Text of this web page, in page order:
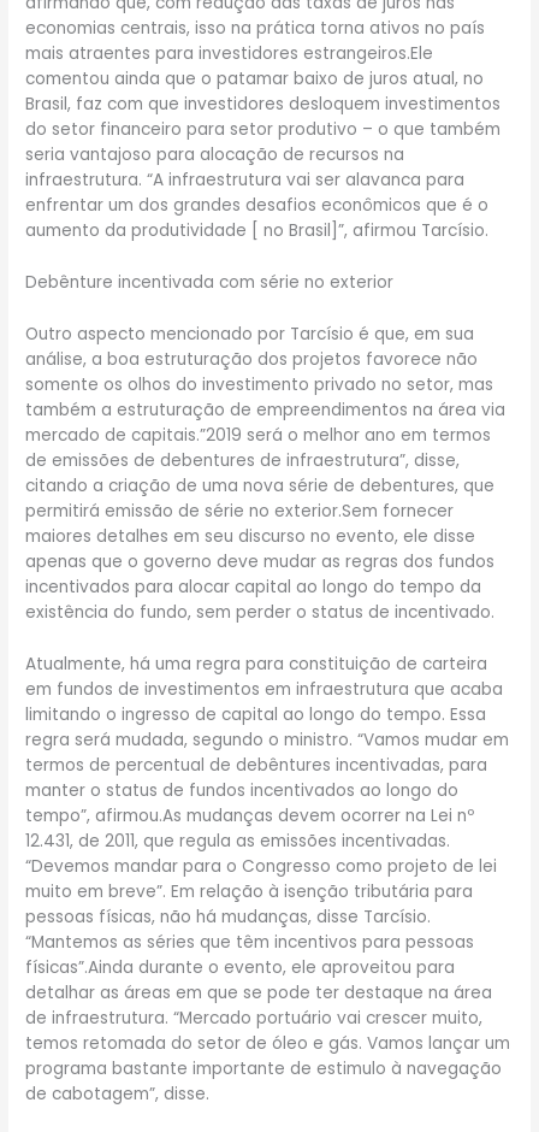
economias centrais, isso na prática torna ativos no país
mais atraentes para investidores estrangeiros.Ele
comentou ainda que o patamar baixo de juros atual, no
Brasil, faz com que investidores desloquem investimentos
do setor financeiro para setor produtivo – o que também
seria vantajoso para alocação de recursos na
infraestrutura. “A infraestrutura vai ser alavanca para
enfrentar um dos grandes desafios econômicos que é o
aumento da produtividade [ no Brasil]”, afirmou Tarcísio.
Debênture incentivada com série no exterior
Outro aspecto mencionado por Tarcísio é que, em sua
análise, a boa estruturação dos projetos favorece não
somente os olhos do investimento privado no setor, mas
também a estruturação de empreendimentos na área via
mercado de capitais.”2019 será o melhor ano em termos
de emissões de debentures de infraestrutura”, disse,
citando a criação de uma nova série de debentures, que
permitirá emissão de série no exterior.Sem fornecer
maiores detalhes em seu discurso no evento, ele disse
apenas que o governo deve mudar as regras dos fundos
incentivados para alocar capital ao longo do tempo da
existência do fundo, sem perder o status de incentivado.
Atualmente, há uma regra para constituição de carteira
em fundos de investimentos em infraestrutura que acaba
limitando o ingresso de capital ao longo do tempo. Essa
regra será mudada, segundo o ministro. “Vamos mudar em
termos de percentual de debêntures incentivadas, para
manter o status de fundos incentivados ao longo do
tempo”, afirmou.As mudanças devem ocorrer na Lei nº
12.431, de 2011, que regula as emissões incentivadas.
“Devemos mandar para o Congresso como projeto de lei
muito em breve”. Em relação à isenção tributária para
pessoas físicas, não há mudanças, disse Tarcísio.
“Mantemos as séries que têm incentivos para pessoas
físicas”.Ainda durante o evento, ele aproveitou para
detalhar as áreas em que se pode ter destaque na área
de infraestrutura. “Mercado portuário vai crescer muito,
temos retomada do setor de óleo e gás. Vamos lançar um
programa bastante importante de estimulo à navegação
de cabotagem”, disse.